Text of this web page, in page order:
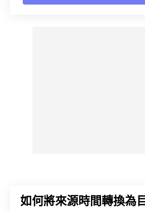
如何將來源時間轉換為